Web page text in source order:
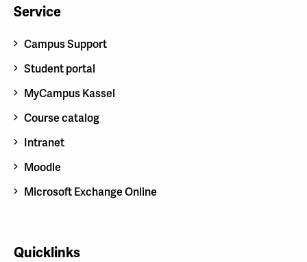
Service
Campus Support
Student portal
MyCampus Kassel
Course catalog
Intranet
Moodle
Microsoft Exchange Online
Quicklinks